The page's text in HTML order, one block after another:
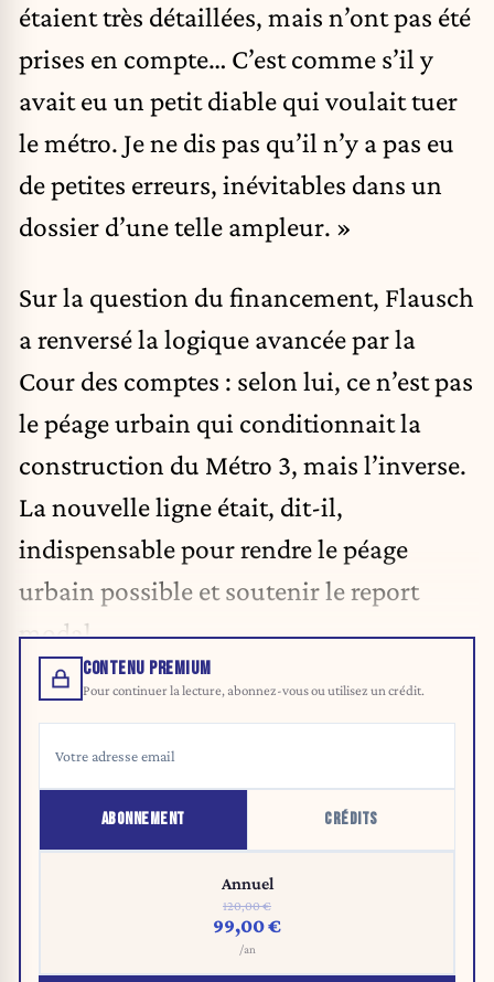
étaient très détaillées, mais n’ont pas été
prises en compte… C’est comme s’il y
avait eu un petit diable qui voulait tuer
le métro. Je ne dis pas qu’il n’y a pas eu
de petites erreurs, inévitables dans un
dossier d’une telle ampleur. »
Sur la question du financement, Flausch
a renversé la logique avancée par la
Cour des comptes : selon lui, ce n’est pas
le péage urbain qui conditionnait la
construction du Métro 3, mais l’inverse.
La nouvelle ligne était, dit-il,
indispensable pour rendre le péage
urbain possible et soutenir le report
modal.
CONTENU PREMIUM
Pour continuer la lecture, abonnez-vous ou utilisez un crédit.
ABONNEMENT CRÉDITS
Annuel
120,00 €
99,00 €
/an